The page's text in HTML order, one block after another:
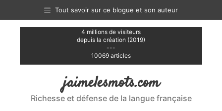
contenu
Tout savoir sur ce blogue et son auteur
4 millions de visiteurs
depuis la création (2019)
---
10069 articles
jaimelesmots.com
Richesse et défense de la langue française